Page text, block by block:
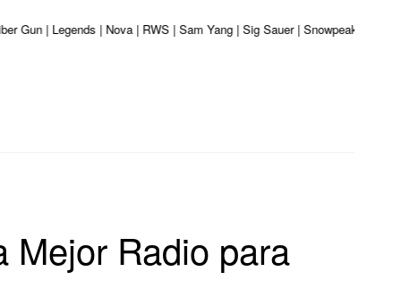
| Legends | Nova | RWS | Sam Yang | Sig Sauer | Snowpeak |
Mejor Radio para